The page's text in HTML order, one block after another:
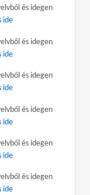
és idegen
ide
és idegen
ide
és idegen
ide
és idegen
ide
és idegen
ide
és idegen
ide